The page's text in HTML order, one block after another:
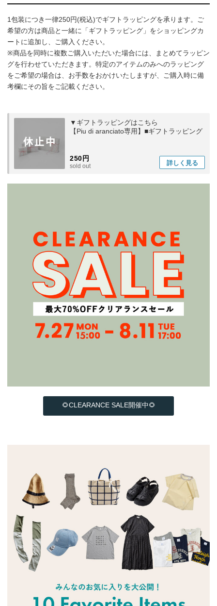
1包装につき一律250円(税込)でギフトラッピングを承ります。ご
希望の方は商品と一緒に「ギフトラッピング」をショッピングカ
ートに追加し、ご購入ください。
※商品を同時に複数ご購入いただいた場合には、まとめてラッピン
グを行わせていただきます。特定のアイテムのみへのラッピング
をご希望の場合は、お手数をおかけいたしますが、ご購入時に備
考欄にその旨をご記載ください。
▼ギフトラッピングはこちら
【Piu di aranciato専用】■ギフトラッピング
250円
sold out 詳しく 見る
🌻CLEARANCE SALE開催中🌻